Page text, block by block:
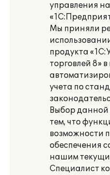
управления
Мы приняли
продукта
торговлей 8»
учета по
Выбор данной
тем, что
возможности
обеспечения
нашим
Специалист